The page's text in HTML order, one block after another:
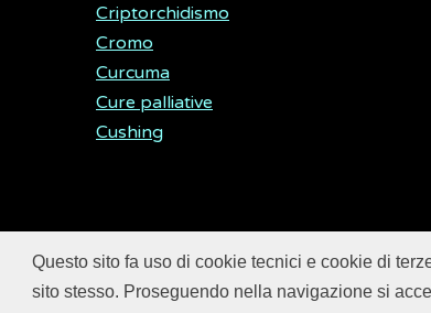
Questo sito fa uso di cookie tecnici e cookie di
sito stesso. Proseguendo nella navigazione si
Criptorchidismo
Cromo
Curcuma
Cure palliative
Cushing
© 2018ISSalute - Sito sviluppato e